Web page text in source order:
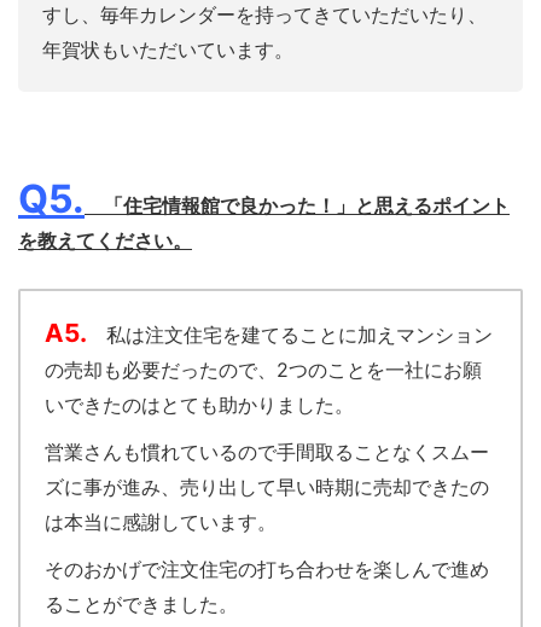
すし、毎年カレンダーを持ってきていただいたり、
年賀状もいただいています。
Q5.
「住宅情報館で良かった！」と思えるポイント
を教えてください。
A5. 私は注文住宅を建てることに加えマンション
の売却も必要だったので、2つのことを一社にお願
いできたのはとても助かりました。
営業さんも慣れているので手間取ることなくスムー
ズに事が進み、売り出して早い時期に売却できたの
は本当に感謝しています。
そのおかげで注文住宅の打ち合わせを楽しんで進め
ることができました。